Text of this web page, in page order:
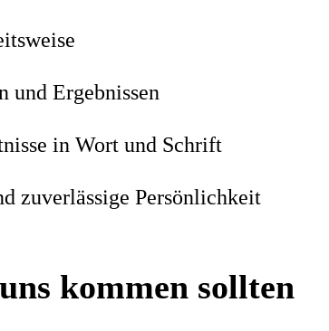
und Ergebnissen
in Wort und Schrift
zuverlässige Persönlichkeit
kommen sollten